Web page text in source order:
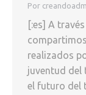
Por
[:es] A
realizados
juventud del
el futuro del